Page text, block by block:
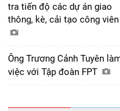
tra tiến độ các dự án giao
thông, kè, cải tạo công
Ông Trương Cảnh Tuyên
việc với Tập đoàn FPT